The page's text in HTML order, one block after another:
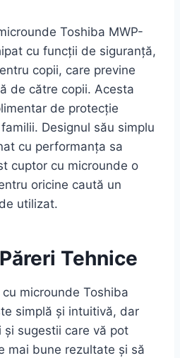
Toshiba MWP-
cu funcții de siguranță,
copii, care previne
de către copii. Acesta
de protecție
Designul său simplu
cu performanța sa
cuptor cu microunde o
oricine caută un
utilizat.
Tehnice
microunde Toshiba
simplă și intuitivă, dar
sugestii care vă pot
mai bune rezultate și să